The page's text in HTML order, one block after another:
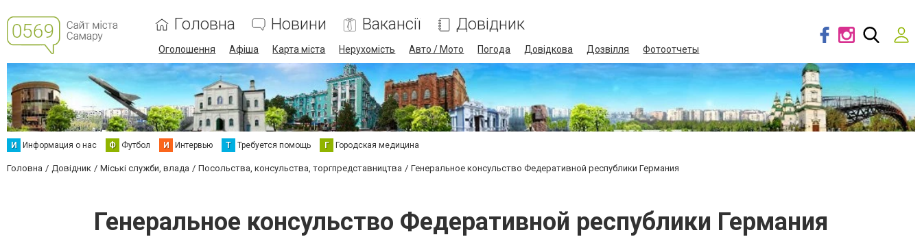
Головна Новини Вакансії Довідник
Оголошення Афіша Карта міста Нерухомість Авто / Мото Погода Довідкова Дозвілля Фотоотчеты
И Информация о нас Ф Футбол И Интервью Т Требуется помощь Г Городская медицина
Головна Довідник Міські служби, влада Посольства, консульства, торгпредставництва Генеральное консульство Федеративной республики Германия
Генеральное консульство Федеративной республики Германия